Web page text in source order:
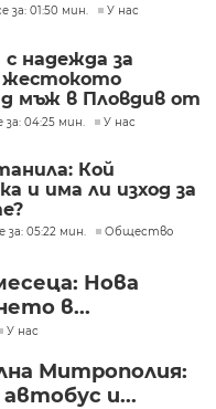
за: 01:50 мин. У нас
надежда за
жестокото
мъж в Пловдив от
за: 04:25 мин. У нас
Кой
и има ли изход за
за: 05:22 мин. Общество
Нова
в...
У нас
Митрополия:
и...